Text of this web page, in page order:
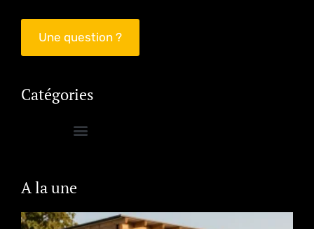
Une question ?
Catégories
A la une